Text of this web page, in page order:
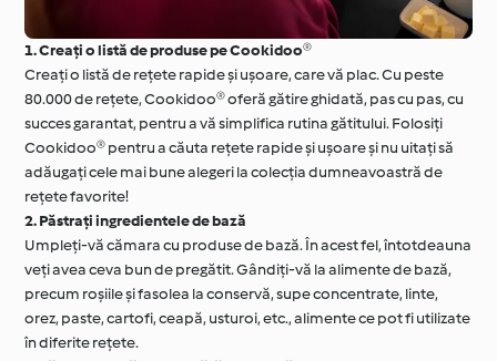
1. Creați o listă de produse pe Cookidoo®
Creați o listă de rețete rapide și ușoare, care vă plac. Cu peste
80.000 de rețete, Cookidoo® oferă gătire ghidată, pas cu pas, cu
succes garantat, pentru a vă simplifica rutina gătitului. Folosiți
Cookidoo® pentru a căuta rețete rapide și ușoare și nu uitați să
adăugați cele mai bune alegeri la colecția dumneavoastră de
rețete favorite!
2. Păstrați ingredientele de bază
Umpleți-vă cămara cu produse de bază. În acest fel, întotdeauna
veți avea ceva bun de pregătit. Gândiți-vă la alimente de bază,
precum roșiile și fasolea la conservă, supe concentrate, linte,
orez, paste, cartofi, ceapă, usturoi, etc., alimente ce pot fi utilizate
în diferite rețete.